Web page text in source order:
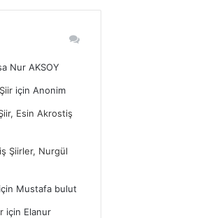
Nur AKSOY
içinAnonim
Esin Akrostiş
Şiirler, Nurgül
için Mustafa bulut
için Elanur